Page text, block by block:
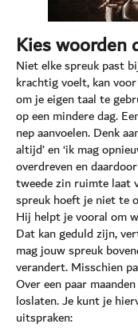
Kies woorden
Niet elke spreuk past
krachtig voelt, kan
om je eigen taal te
op een mindere dag.
nep aanvoelen. Denk
altijd’ en ‘ik mag
overdreven en
tweede zin ruimte laat
spreuk hoeft je niet te
Hij helpt je vooral om
Dat kan geduld zijn,
mag jouw spreuk
verandert. Misschien
Over een paar
loslaten. Je kunt je
uitspraken: